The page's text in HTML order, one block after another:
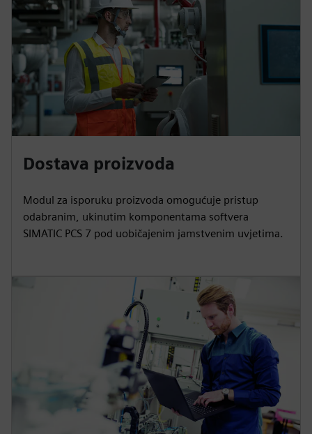
Dostava proizvoda
Modul za isporuku proizvoda omogućuje pristup
odabranim, ukinutim komponentama softvera
SIMATIC PCS 7 pod uobičajenim jamstvenim uvjetima.